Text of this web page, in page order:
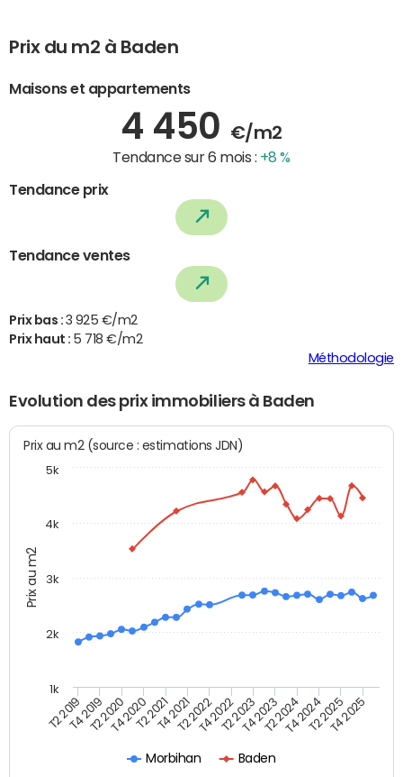
Prix du m2 à Baden
Maisons et appartements
4 450 €/m2
Tendance sur 6 mois : +8 %
Tendance prix
Tendance ventes
Prix bas : 3 925 €/m2
Prix haut : 5 718 €/m2
Méthodologie
Evolution des prix immobiliers à Baden
Prix au m2
Prix au m2 (source : estimations JDN)
Morbihan Baden
T2 2019T4 2019T2 2020T4 2020T2 2021T4 2021T2 2022T4 2022T2 2023T4 2023T2 2024T4 2024T2 2025T4 2025
1k
2k
3k
4k
5k